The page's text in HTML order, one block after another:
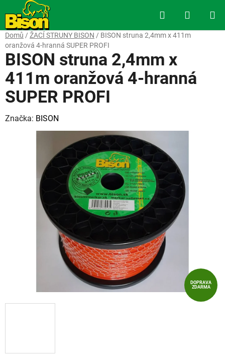
na
obsah
Hledat
KOŠÍK
Domů / ŽACÍ STRUNY BISON / BISON struna 2,4mm x 411m
oranžová 4-hranná SUPER PROFI
BISON struna 2,4mm x
411m oranžová 4-hranná
SUPER PROFI
Značka: BISON
DOPRAVA
ZDARMA